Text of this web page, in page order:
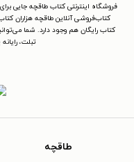
فروشگاه اینترنتی کتاب طاقچه جایی
کتاب‌فروشی آنلاین طاقچه هزاران
کتاب رایگان هم وجود دارد. شما
تبلت،
طاقچه